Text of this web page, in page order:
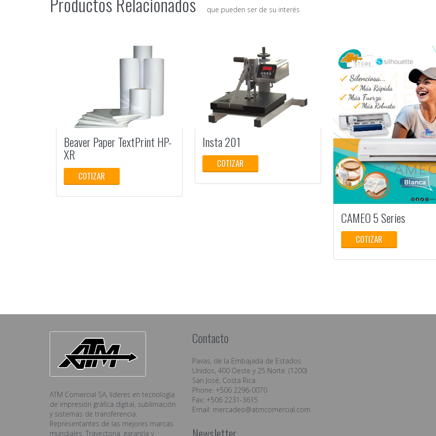
que pueden ser de su interés
Beaver Paper TextPrint HP-
XR
COTIZAR
Insta 201
COTIZAR
7
CAMEO 5 Series
COTIZAR
ATM Comercial SA, líderes en tecnología
de impresión gráfica digital, sublimación
y sistemas de transferencia.
Representantes de las mejores marcas
mundiales. Trayectoria, garantía y
Contacto
Pavas, de la Embajada de Estados
Unidos, 400 Oeste y 25 Norte. (1200)
San José, Costa Rica.
Phone: +506 2296-0070
Fax: +506 2231-3615
Email: mercadeo@atmcomercial.com